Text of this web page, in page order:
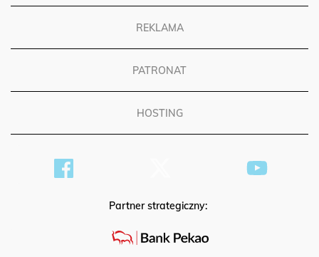
REKLAMA
PATRONAT
HOSTING
Partner strategiczny: